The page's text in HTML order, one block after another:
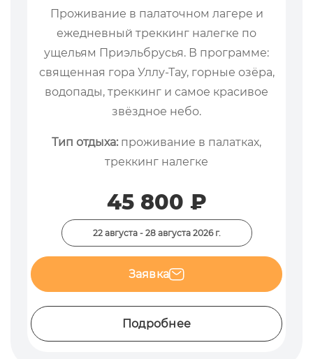
Проживание в палаточном лагере и
ежедневный треккинг налегке по
ущельям Приэльбрусья. В программе:
священная гора Уллу-Тау, горные озёра,
водопады, треккинг и самое красивое
звёздное небо.
Тип отдыха: проживание в палатках,
треккинг налегке
45 800 ₽
22 августа - 28 августа 2026 г.
Подробнее
Заявка